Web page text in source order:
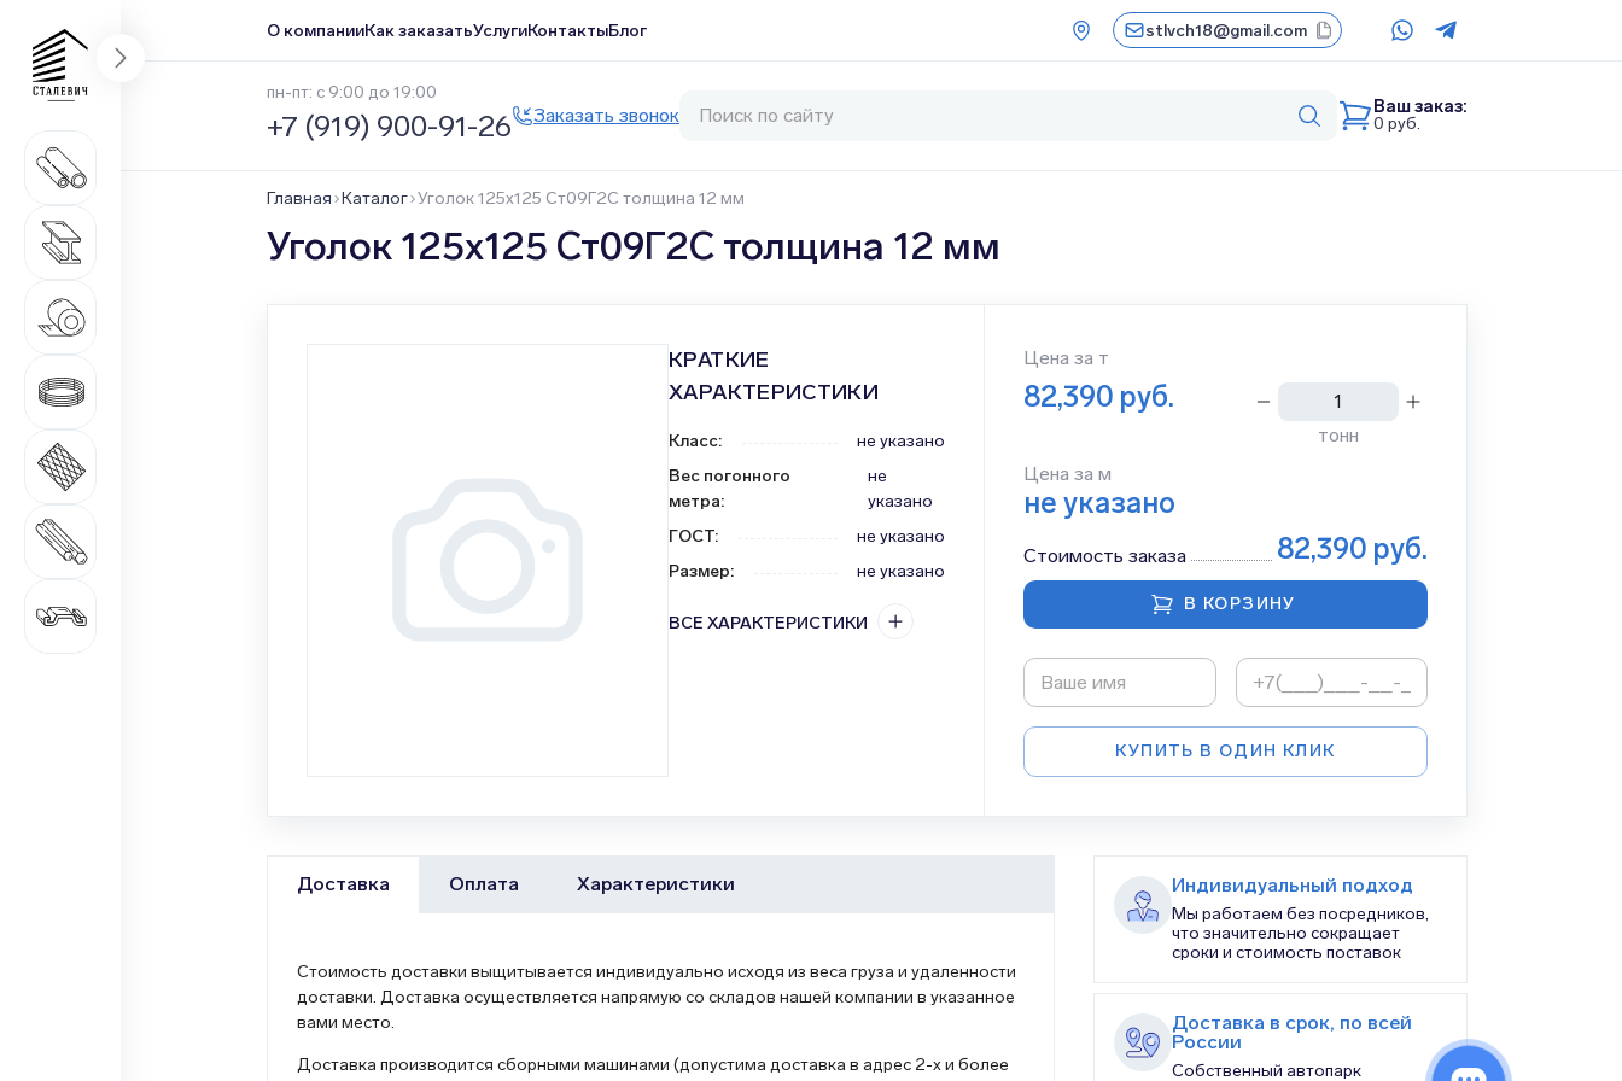
О компанииКак заказатьУслугиКонтактыБлог stlvch18@gmail.com
пн-пт: с 9:00 до 19:00
+7 (919) 900-91-26 Заказать звонок
Ваш заказ:
0 руб.
Главная Каталог Уголок 125x125 Ст09Г2С толщина 12 мм
Уголок 125x125 Ст09Г2С толщина 12 мм
КРАТКИЕ
ХАРАКТЕРИСТИКИ
Класс:
не указано
Вес погонного
метра:
не
указано
ГОСТ:
не указано
Размер: не указано
ВСЕ ХАРАКТЕРИСТИКИ
Цена за т
82,390 руб.
тонн
Цена за м
не указано
Стоимость заказа 82,390 руб.
В КОРЗИНУ
КУПИТЬ В ОДИН КЛИК
Доставка Оплата Характеристики
Стоимость доставки выщитывается индивидуально исходя из веса груза и удаленности
доставки. Доставка осуществляется напрямую со складов нашей компании в указанное
вами место.
Доставка производится сборными машинами (допустима доставка в адрес 2-х и более
Индивидуальный подход
Мы работаем без посредников,
что значительно сокращает
сроки и стоимость поставок
Доставка в срок, по всей
России
Собственный автопарк